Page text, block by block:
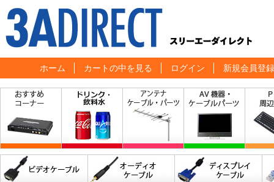
ホーム カートの中を見る ログイン 新規会員登録